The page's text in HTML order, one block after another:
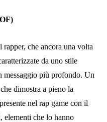
che ancora una volta
da uno stile
messaggio più profondo. Un
dimostra a pieno la
nel rap game con il
elementi che lo hanno